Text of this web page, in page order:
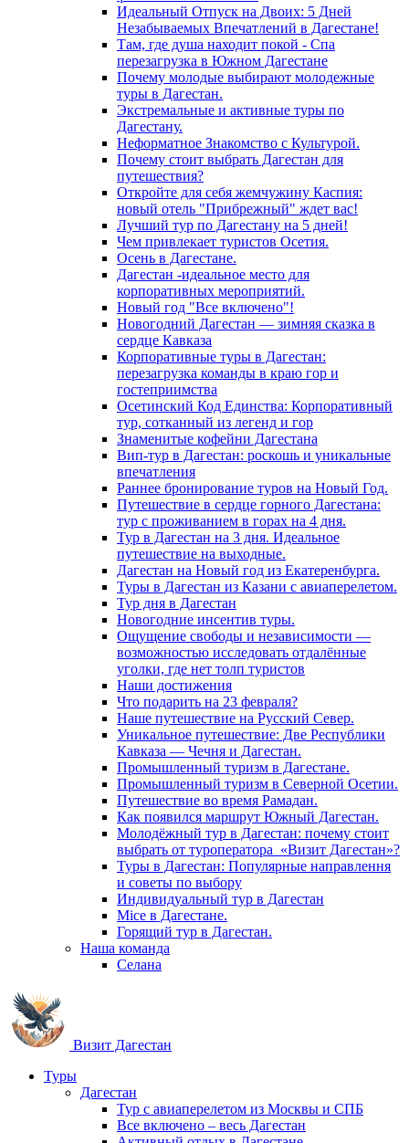
Идеальный Отпуск на Двоих: 5 Дней
Незабываемых Впечатлений в Дагестане!
Там, где душа находит покой - Спа
перезагрузка в Южном Дагестане
Почему молодые выбирают молодежные
туры в Дагестан.
Экстремальные и активные туры по
Дагестану.
Неформатное Знакомство с Культурой.
Почему стоит выбрать Дагестан для
путешествия?
Откройте для себя жемчужину Каспия:
новый отель "Прибрежный" ждет вас!
Лучший тур по Дагестану на 5 дней!
Чем привлекает туристов Осетия.
Осень в Дагестане.
Дагестан -идеальное место для
корпоративных мероприятий.
Новый год "Все включено"!
Новогодний Дагестан — зимняя сказка в
сердце Кавказа
Корпоративные туры в Дагестан:
перезагрузка команды в краю гор и
гостеприимства
Осетинский Код Единства: Корпоративный
тур, сотканный из легенд и гор
Знаменитые кофейни Дагестана
Вип-тур в Дагестан: роскошь и уникальные
впечатления
Раннее бронирование туров на Новый Год.
Путешествие в сердце горного Дагестана:
тур с проживанием в горах на 4 дня.
Тур в Дагестан на 3 дня. Идеальное
путешествие на выходные.
Дагестан на Новый год из Екатеренбурга.
Туры в Дагестан из Казани с авиаперелетом.
Тур дня в Дагестан
Новогодние инсентив туры.
Ощущение свободы и независимости —
возможностью исследовать отдалённые
уголки, где нет толп туристов
Наши достижения
Что подарить на 23 февраля?
Наше путешествие на Русский Север.
Уникальное путешествие: Две Республики
Кавказа — Чечня и Дагестан.
Промышленный туризм в Дагестане.
Промышленный туризм в Северной Осетии.
Путешествие во время Рамадан.
Как появился маршрут Южный Дагестан.
Молодёжный тур в Дагестан: почему стоит
выбрать от туроператора «Визит Дагестан»?
Туры в Дагестан: Популярные направлення
и советы по выбору
Индивидуальный тур в Дагестан
Mice в Дагестане.
Горящий тур в Дагестан.
Наша команда
Селана
Визит Дагестан
Туры
Дагестан
Тур с авиаперелетом из Москвы и СПБ
Все включено – весь Дагестан